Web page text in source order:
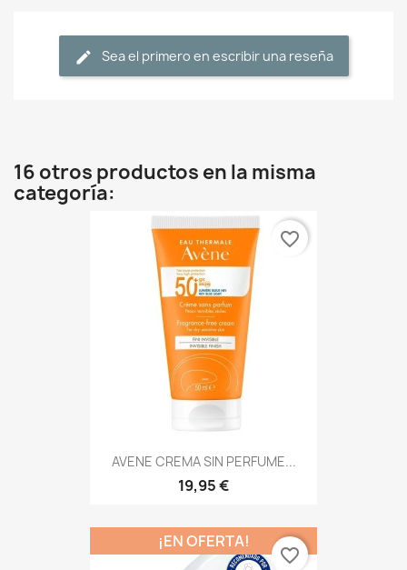
Sea el primero en escribir una reseña
16 otros productos en la misma
categoría:
AVENE CREMA SIN PERFUME...
19,95 €
favorite_border
¡EN OFERTA!
favorite_border